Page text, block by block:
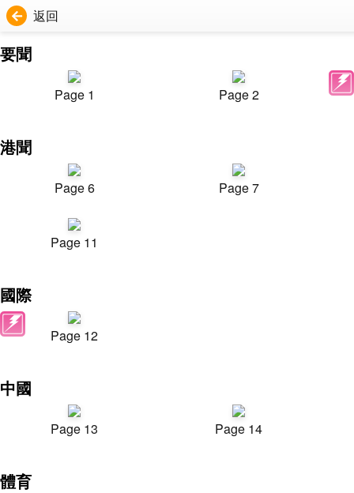
返回
要聞
Page 1 Page 2
港聞
Page 6 Page 7
Page 11
國際
Page 12
中國
Page 13 Page 14
體育